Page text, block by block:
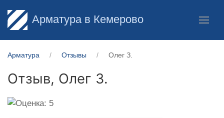
Арматура в Кемерово
Арматура Отзывы Олег З.
Отзыв, Олег З.